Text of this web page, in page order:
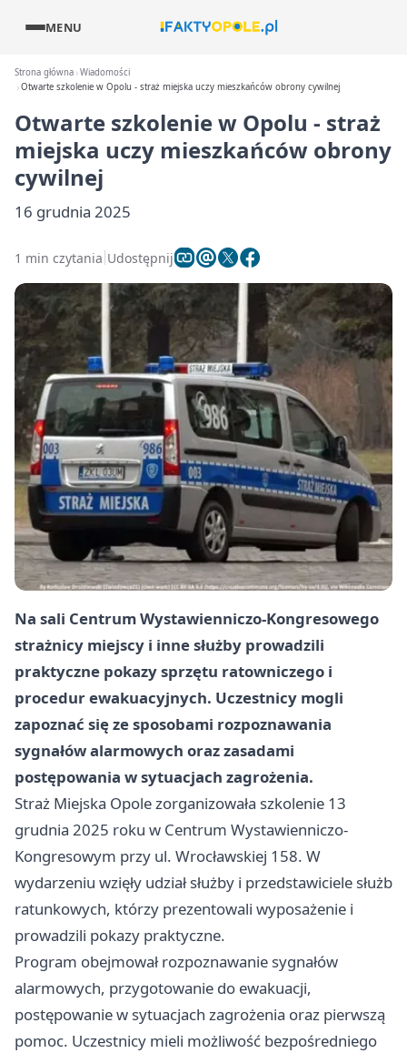
MENU
Strona główna Wiadomości
Otwarte szkolenie w Opolu - straż miejska uczy mieszkańców obrony cywilnej
Otwarte szkolenie w Opolu - straż
miejska uczy mieszkańców obrony
cywilnej
16 grudnia 2025
1 min czytania Udostępnij
Na sali Centrum Wystawienniczo-Kongresowego
strażnicy miejscy i inne służby prowadzili
praktyczne pokazy sprzętu ratowniczego i
procedur ewakuacyjnych. Uczestnicy mogli
zapoznać się ze sposobami rozpoznawania
sygnałów alarmowych oraz zasadami
postępowania w sytuacjach zagrożenia.
Straż Miejska Opole zorganizowała szkolenie 13
grudnia 2025 roku w Centrum Wystawienniczo-
Kongresowym przy ul. Wrocławskiej 158. W
wydarzeniu wzięły udział służby i przedstawiciele służb
ratunkowych, którzy prezentowali wyposażenie i
prowadzili pokazy praktyczne.
Program obejmował rozpoznawanie sygnałów
alarmowych, przygotowanie do ewakuacji,
postępowanie w sytuacjach zagrożenia oraz pierwszą
pomoc. Uczestnicy mieli możliwość bezpośredniego